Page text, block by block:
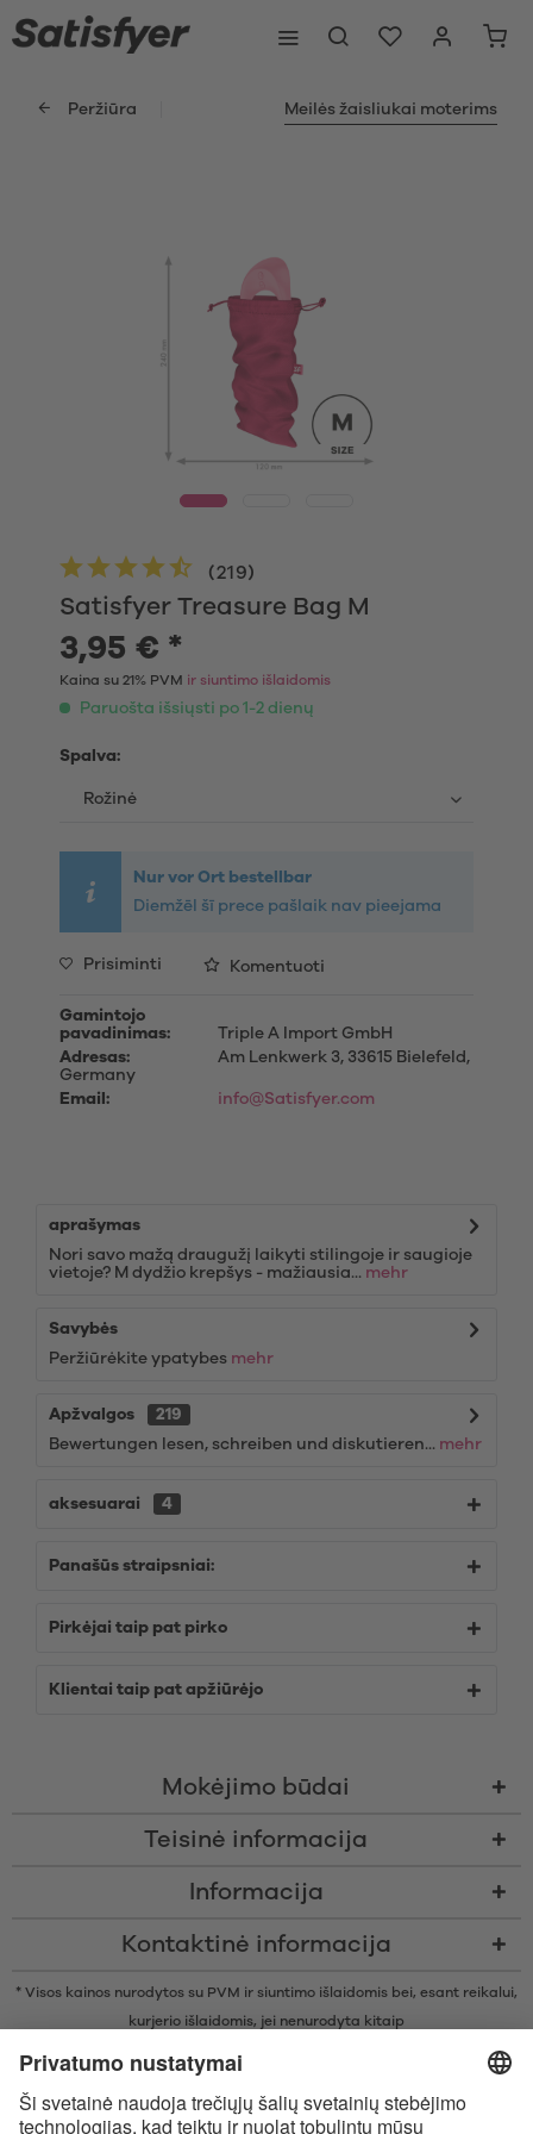
Peržiūra Meilės žaisliukai moterims
Satisfyer Treasure Bag M
(219)
3,95 € *
Kaina su 21% PVM ir siuntimo išlaidomis
Paruošta išsiųsti po 1-2 dienų
Spalva:
Nur vor Ort bestellbar
Diemžēl šī prece pašlaik nav pieejama
Prisiminti Komentuoti
Gamintojo
pavadinimas:
Triple A Import GmbH
Adresas:
Am Lenkwerk 3, 33615 Bielefeld,
Germany
Email:
info@Satisfyer.com
aprašymas
Nori savo mažą draugužį laikyti stilingoje ir saugioje
vietoje? M dydžio krepšys - mažiausia... mehr
Savybės
Peržiūrėkite ypatybes mehr
Apžvalgos
219
Bewertungen lesen, schreiben und diskutieren... mehr
aksesuarai 4
Panašūs straipsniai:
Pirkėjai taip pat pirko
Klientai taip pat apžiūrėjo
Mokėjimo būdai
Teisinė informacija
Informacija
Kontaktinė informacija
* Visos kainos nurodytos su PVM ir siuntimo išlaidomis bei, esant reikalui,
kurjerio išlaidomis, jei nenurodyta kitaip
* Žodinis prekių ženklas Bluetooth® ir logotipai yra registruoti „Bluetooth
SIG, Inc.“ prekių ženklai ir bet koks tokių prekių ženklų naudojimas
įmonėje „Satisfyer GmbH“ yra licencijuotas.